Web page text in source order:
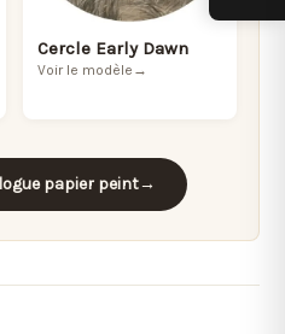
Cercle Early Dawn
Voir le modèle →
papier peint→